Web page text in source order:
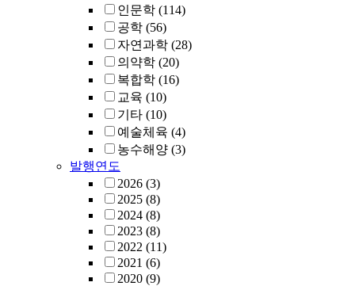
인문학 (114)
공학 (56)
자연과학 (28)
의약학 (20)
복합학 (16)
교육 (10)
기타 (10)
예술체육 (4)
농수해양 (3)
발행연도
2026 (3)
2025 (8)
2024 (8)
2023 (8)
2022 (11)
2021 (6)
2020 (9)